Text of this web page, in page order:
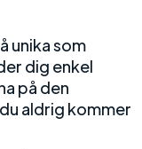
unika som
dig enkel
på den
aldrig kommer